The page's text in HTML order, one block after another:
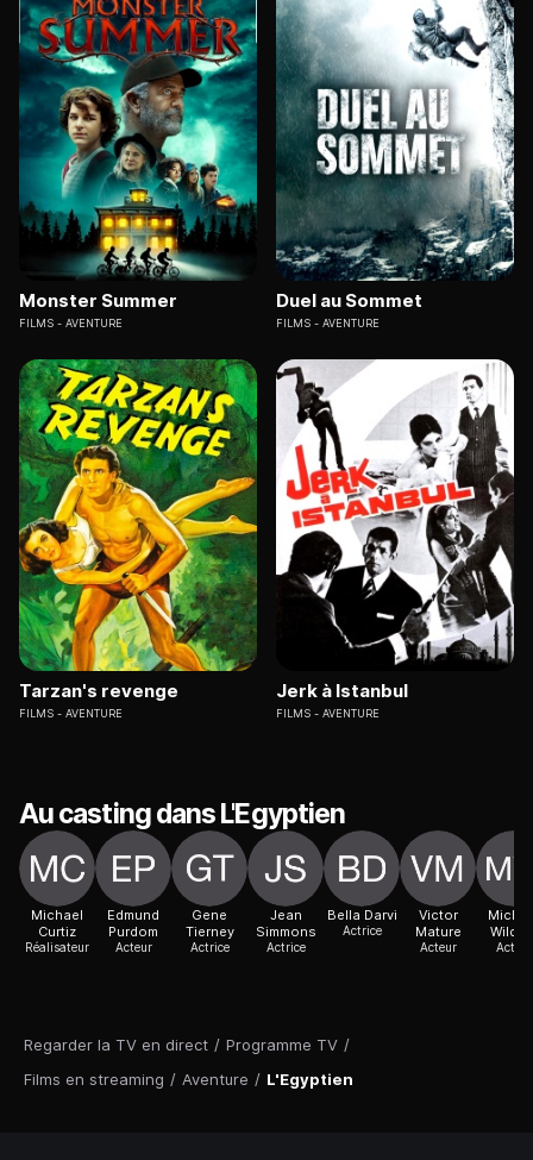
Regarder la TV en direct / Programme TV /
Films en streaming / Aventure / L'Egyptien
Monster Summer
FILMS AVENTURE
Duel au Sommet
FILMS AVENTURE
Tarzan's revenge
FILMS AVENTURE
Jerk à Istanbul
FILMS AVENTURE
Au casting dans L'Egyptien
Michael
Curtiz
Réalisateur
Edmund
Purdom
Acteur
Gene
Tierney
Actrice
Jean
Simmons
Actrice
Bella Darvi
Actrice
Victor
Mature
Acteur Acteur